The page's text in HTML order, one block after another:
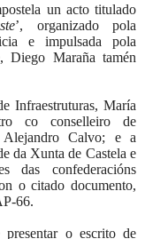
un acto titulado
’, organizado pola
e impulsada pola
Diego Maraña tamén
Infraestruturas, María
co conselleiro de
Calvo; e a
da Xunta de Castela e
das confederacións
o citado documento,
66.
o escrito de